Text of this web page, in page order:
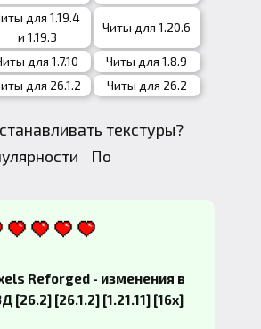
для 1.19.4
и 1.19.3
Читы для 1.20.6
для 1.7.10
Читы для 1.8.9
для 26.1.2 Читы для 26.2
текстуры?
По
Reforged - изменения в
[26.2] [26.1.2] [1.21.11] [16x]